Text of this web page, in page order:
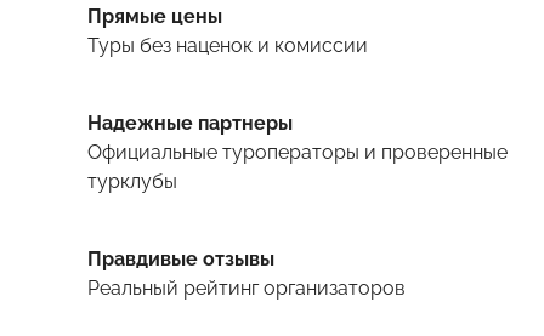
Прямые цены
Туры без наценок и комиссии
Надежные партнеры
Официальные туроператоры и проверенные
турклубы
Правдивые отзывы
Реальный рейтинг организаторов